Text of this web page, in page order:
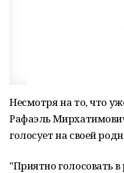
Несмотря на то, что
Рафаэль
голосует на своей
"Приятно голосовать